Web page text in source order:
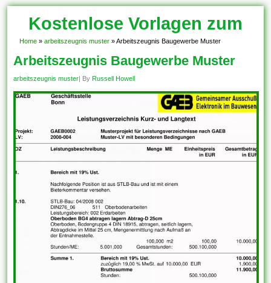
Kostenlose Vorlagen zum
Download!
Home » arbeitszeugnis muster » Arbeitszeugnis Baugewerbe Muster
Arbeitszeugnis Baugewerbe Muster
arbeitszeugnis muster| By Russell Howell